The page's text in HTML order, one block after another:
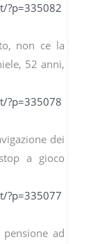
?p=335082
non ce la
52 anni,
?p=335078
dei
a gioco
?p=335077
ad